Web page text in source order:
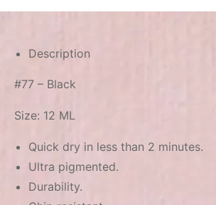
Description
#77 – Black
Size: 12 ML
Quick dry in less than 2 minutes.
Ultra pigmented.
Durability.